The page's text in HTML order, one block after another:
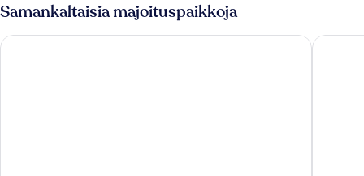
Samankaltaisia majoituspaikkoja
Royal Ezel Hotel Privado